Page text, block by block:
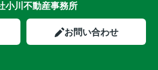
小川不動産事務所
お問い合わせ